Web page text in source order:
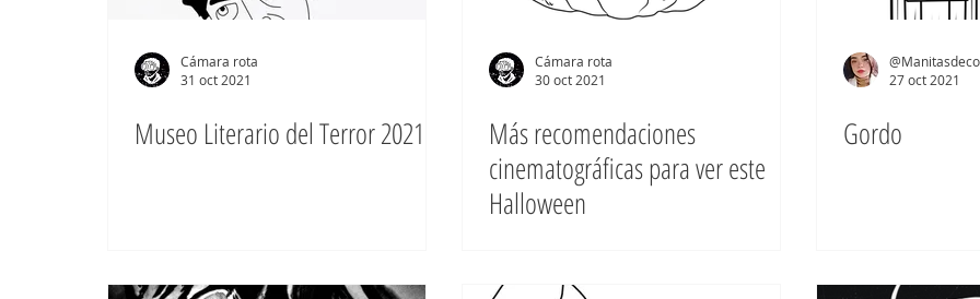
Cámara rota
31 oct 2021
Museo Literario del Terror 2021
Cámara rota
30 oct 2021
Más recomendaciones
cinematográficas para ver este
Halloween
27 oct 2021
Gordo